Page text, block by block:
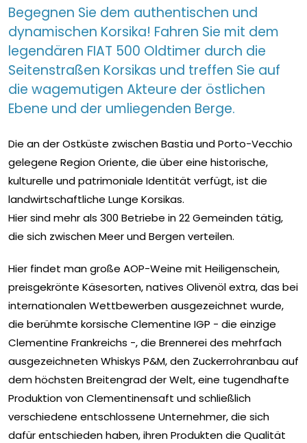
Begegnen Sie dem authentischen und
dynamischen Korsika! Fahren Sie mit dem
legendären FIAT 500 Oldtimer durch die
Seitenstraßen Korsikas und treffen Sie auf
die wagemutigen Akteure der östlichen
Ebene und der umliegenden Berge.
Die an der Ostküste zwischen Bastia und Porto-Vecchio
gelegene Region Oriente, die über eine historische,
kulturelle und patrimoniale Identität verfügt, ist die
landwirtschaftliche Lunge Korsikas.
Hier sind mehr als 300 Betriebe in 22 Gemeinden tätig,
die sich zwischen Meer und Bergen verteilen.
Hier findet man große AOP-Weine mit Heiligenschein,
preisgekrönte Käsesorten, natives Olivenöl extra, das bei
internationalen Wettbewerben ausgezeichnet wurde,
die berühmte korsische Clementine IGP - die einzige
Clementine Frankreichs -, die Brennerei des mehrfach
ausgezeichneten Whiskys P&M, den Zuckerrohranbau auf
dem höchsten Breitengrad der Welt, eine tugendhafte
Produktion von Clementinensaft und schließlich
verschiedene entschlossene Unternehmer, die sich
dafür entschieden haben, ihren Produkten die Qualität